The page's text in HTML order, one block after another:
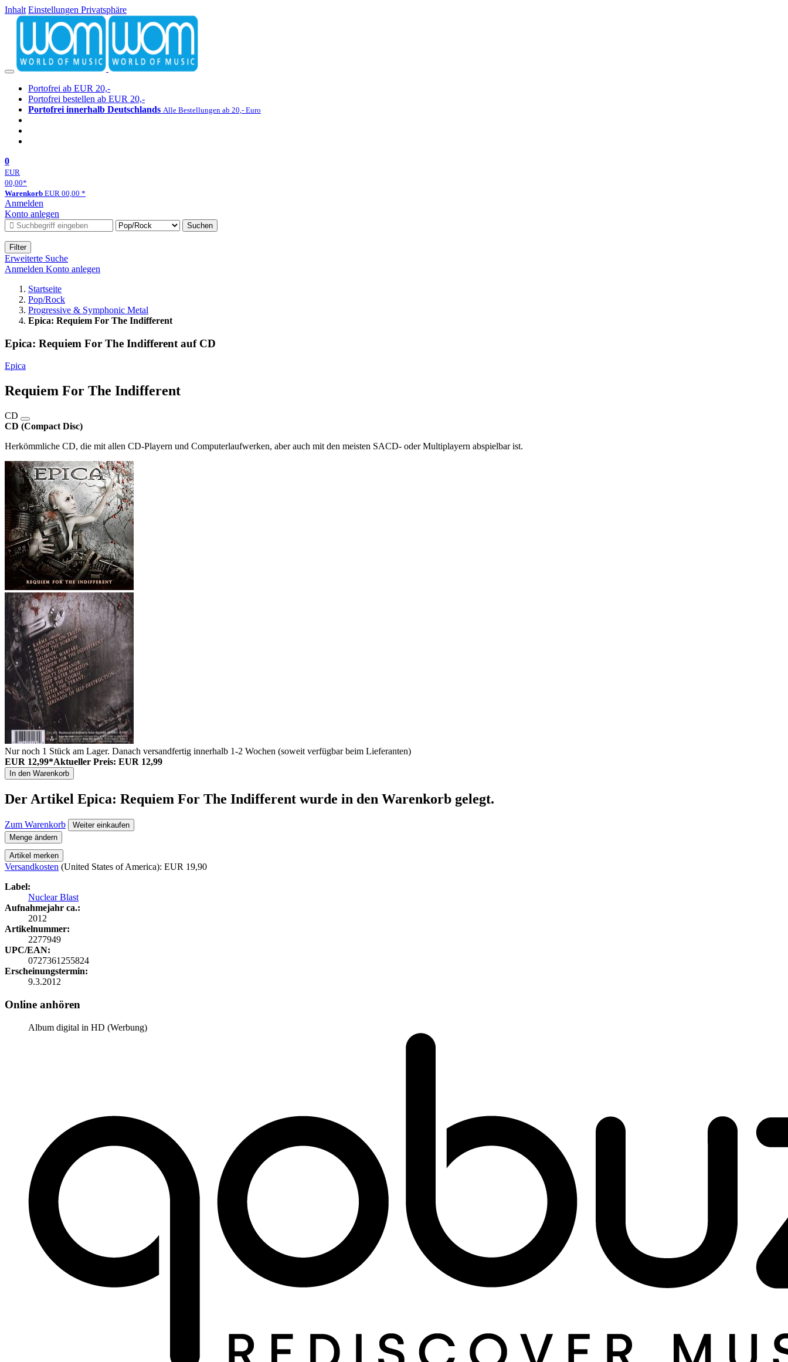
Inhalt Einstellungen Privatsphäre
Portofrei ab EUR 20,-
Portofrei bestellen ab EUR 20,-
Portofrei innerhalb Deutschlands Alle Bestellungen ab 20,- Euro
0
EUR
00,00*
Warenkorb EUR 00,00 *
Anmelden
Konto anlegen
Suchen
Filter
Erweiterte Suche
Anmelden Konto anlegen
Startseite
Pop/Rock
Progressive & Symphonic Metal
Epica: Requiem For The Indifferent
Epica: Requiem For The Indifferent auf CD
Epica
Requiem For The Indifferent
CD
CD (Compact Disc)
Herkömmliche CD, die mit allen CD-Playern und Computerlaufwerken, aber auch mit den meisten SACD- oder Multiplayern abspielbar ist.
Nur noch 1 Stück am Lager. Danach versandfertig innerhalb 1-2 Wochen (soweit verfügbar beim Lieferanten)
EUR 12,99*Aktueller Preis: EUR 12,99
In den Warenkorb
Der Artikel Epica: Requiem For The Indifferent wurde in den Warenkorb gelegt.
Zum Warenkorb
Weiter einkaufen
Menge ändern
Artikel merken
Versandkosten (United States of America): EUR 19,90
Label:
Nuclear Blast
Aufnahmejahr ca.:
2012
Artikelnummer:
2277949
UPC/EAN:
0727361255824
Erscheinungstermin:
9.3.2012
Online anhören
Album digital in HD (Werbung)